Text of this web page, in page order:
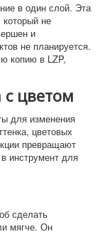
в один слой. Эта
не
и
не планируется.
копию в LZP,
с цветом
для изменения
цветовых
превращают
инструмент для
сделать
мягче. Он